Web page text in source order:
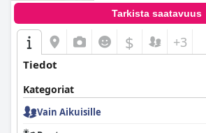
Tarkista saatavuus
$ +3
Tiedot
Kategoriat
Vain Aikuisille